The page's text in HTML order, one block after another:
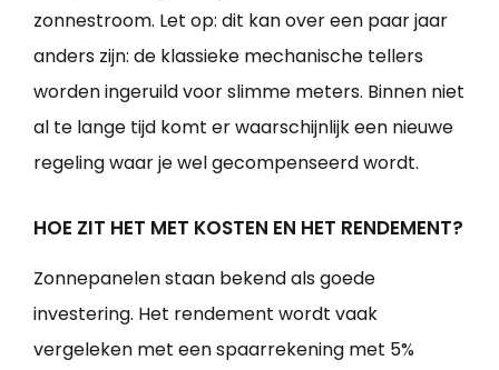
zonnestroom. Let op: dit kan over een paar jaar
anders zijn: de klassieke mechanische tellers
worden ingeruild voor slimme meters. Binnen niet
al te lange tijd komt er waarschijnlijk een nieuwe
regeling waar je wel gecompenseerd wordt.
HOE ZIT HET MET KOSTEN EN HET RENDEMENT?
Zonnepanelen staan bekend als goede
investering. Het rendement wordt vaak
vergeleken met een spaarrekening met 5%